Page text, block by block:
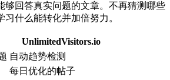
够回答真实问题的文章。不再猜测哪些
什么能转化并加倍努力。
UnlimitedVisitors.io
自动趋势检测
每日优化的帖子